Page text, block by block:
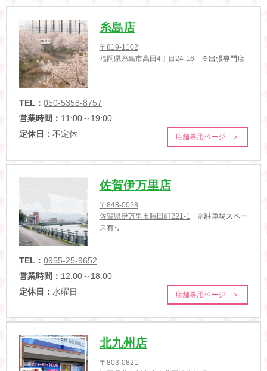
糸島店
〒819-1102
福岡県糸島市高田4丁目24-16 ※出張専門店
TEL： 050-5358-8757
営業時間： 11:00～19:00
定休日： 不定休 店舗専用ページ ＞
佐賀伊万里店
〒848-0028
佐賀県伊万里市脇田町221-1
※駐車場スペー
ス有り
TEL： 0955-25-9652
営業時間： 12:00～18:00
定休日： 水曜日 店舗専用ページ ＞
北九州店
〒803-0821